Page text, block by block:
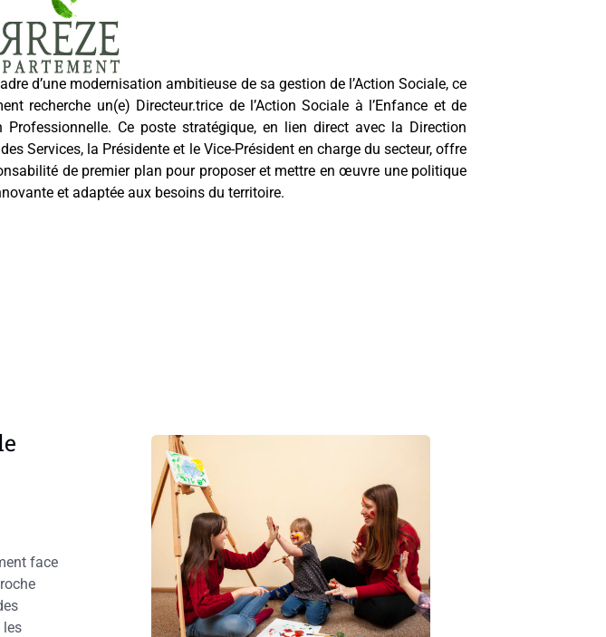
d’une modernisation ambitieuse de sa gestion de l’Action Sociale, ce
recherche un(e) Directeur.trice de l’Action Sociale à l’Enfance et de
Professionnelle. Ce poste stratégique, en lien direct avec la Direction
Services, la Présidente et le Vice-Président en charge du secteur, offre
de premier plan pour proposer et mettre en œuvre une politique
et adaptée aux besoins du territoire.
face
les